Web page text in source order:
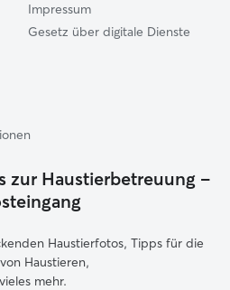
Impressum
Gesetz über digitale Dienste
zur Haustierbetreuung –
Haustierfotos, Tipps für die
Haustieren,
mehr.